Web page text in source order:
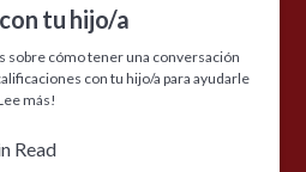
tu hijo/a
sobre cómo tener una conversación
con tu hijo/a para ayudarle
más!
Read